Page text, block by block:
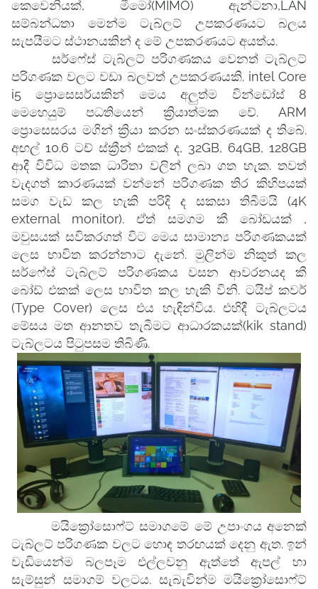
කෙවෙනියක්, මීමෝ(MIMO) ඇන්ටනා,LAN
සම්බන්ධතා මෙන්ම ටැබ්ලට් උපකරණයට බලය
සැපයීමට ස්ථානයකින් ද මේ උපකරණයට අයත්ය.
සර්ෆේස් ටැබ්ලට් පරිගණකය වෙනත් ටැබ්ලට්
පරිගණක වලට වඩා බලවත් උපකරණයකි. intel Core
i5 ප්‍රොසෙසර්යකින් මෙය අලුත්ම වින්ඩෝස් 8
මෙහෙයුම් පධතියෙන් ක්‍රියාත්මක වේ. ARM
ප්‍රොසෙසරය මගින් ක්‍රියා කරන සංස්කරණයක් ද තිබේ.
අඟල් 10.6 ටච් ස්ක්‍රීන් එකක් ද, 32GB, 64GB, 128GB
ආදී විවිධ මතක ධාරිතා වලින් ලබා ගත හැක. තවත්
වැදගත් කාරණයක් වන්නේ පරිගණක තිර කිහිපයක්
සමග වැඩ කල හැකි පරිදි ද සකසා තිබීමයි (4K
external monitor). ඒත් සමගම කී බෝඩයක් ,
මවුසයක් සවිකරගත් විට මෙය සාමාන්‍ය පරිගණකයක්
ලෙස භාවිත කරන්නාට දැනේ. මුලින්ම නිකුත් කල
සර්ෆේස් ටැබ්ලට් පරිගණකය වසන ආවරනයද කී
බෝඩ් එකක් ලෙස භාවිත කල හැකි විනි. ටයිප් කවර්
(Type Cover) ලෙස එය හැඳින්විය. එහිදී ටැබ්ලටය
මේසය මත ආනතව තැබීමට ආධාරකයක්(kik stand)
ටැබ්ලටය පි‍ටුපසම තිබිණි.
මයික්‍රෝසොෆ්ට් සමාගමේ මේ උපාංගය අනෙක්
ටැබ්ලට් පරිගණක වලට හොඳ තරඟයක් දෙනු ඇත. ඉන්
වැඩියෙන්ම බලපෑම එල්ලවනු ඇත්තේ ඇපල් හා
සැම්සුන් සමාගම් වලටය. සැබැවින්ම මයික්‍රෝසොෆ්ට්